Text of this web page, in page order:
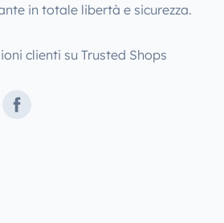
in totale libertà e sicurezza.
clienti su Trusted Shops
Facebook